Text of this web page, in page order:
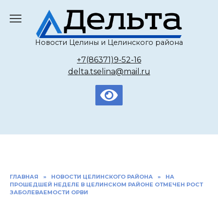
содержанию
Новости Целины и Целинского района
+7(86371)9-52-16
delta.tselina@mail.ru
ГЛАВНАЯ » НОВОСТИ ЦЕЛИНСКОГО РАЙОНА »
НА
ПРОШЕДШЕЙ НЕДЕЛЕ В ЦЕЛИНСКОМ РАЙОНЕ ОТМЕЧЕН РОСТ
ЗАБОЛЕВАЕМОСТИ ОРВИ